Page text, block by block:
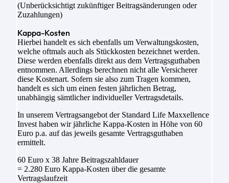
(Unberücksichtigt zukünftiger Beitragsänderungen oder
Zuzahlungen)
Kappa-Kosten
Hierbei handelt es sich ebenfalls um Verwaltungskosten,
welche oftmals auch als Stückkosten bezeichnet werden.
Diese werden ebenfalls direkt aus dem Vertragsguthaben
entnommen. Allerdings berechnen nicht alle Versicherer
diese Kostenart. Sofern sie also zum Tragen kommen,
handelt es sich um einen festen jährlichen Betrag,
unabhängig sämtlicher individueller Vertragsdetails.
In unserem Vertragsangebot der Standard Life Maxxellence
Invest haben wir jährliche Kappa-Kosten in Höhe von 60
Euro p.a. auf das jeweils gesamte Vertragsguthaben
ermittelt.
60 Euro x 38 Jahre Beitragszahldauer
= 2.280 Euro Kappa-Kosten über die gesamte
Vertragslaufzeit